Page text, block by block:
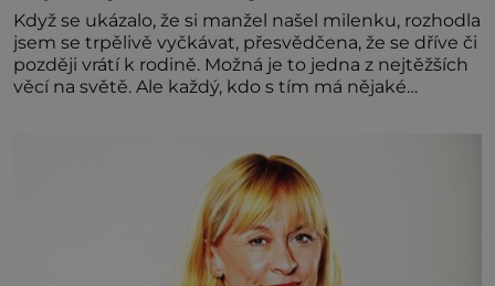
Když se ukázalo, že si manžel našel milenku, rozhodla
jsem se trpělivě vyčkávat, přesvědčena, že se dříve či
později vrátí k rodině. Možná je to jedna z nejtěžších
věcí na světě. Ale každý, kdo s tím má nějaké